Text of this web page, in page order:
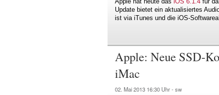
Update bietet ein aktualisiertes
ist via iTunes und die iOS-
Apple: Neue SSD-
iMac
02. Mai 2013 16:30 Uhr - sw